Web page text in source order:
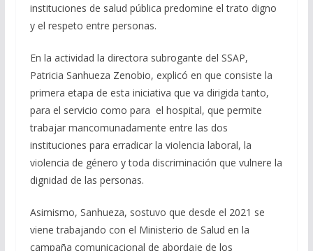
instituciones de salud pública predomine el trato digno
y el respeto entre personas.
En la actividad la directora subrogante del SSAP,
Patricia Sanhueza Zenobio, explicó en que consiste la
primera etapa de esta iniciativa que va dirigida tanto,
para el servicio como para el hospital, que permite
trabajar mancomunadamente entre las dos
instituciones para erradicar la violencia laboral, la
violencia de género y toda discriminación que vulnere la
dignidad de las personas.
Asimismo, Sanhueza, sostuvo que desde el 2021 se
viene trabajando con el Ministerio de Salud en la
campaña comunicacional de abordaje de los